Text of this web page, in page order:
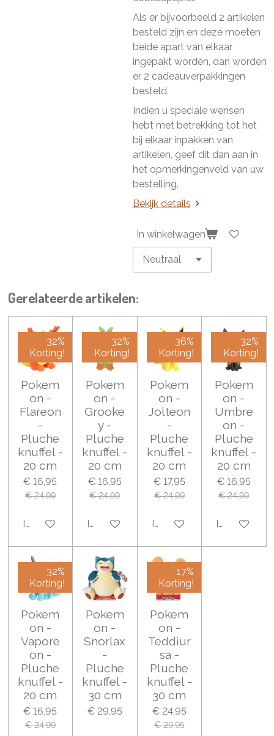
Als er bijvoorbeeld 2 artikelen
besteld zijn en deze moeten
beide apart van elkaar
ingepakt worden, dan worden
er 2 cadeauverpakkingen
besteld.
Indien u speciale wensen
hebt met betrekking tot het
bij elkaar inpakken van
artikelen, geef dit dan aan in
het opmerkingenveld van uw
bestelling.
Bekijk details
In winkelwagen
Gerelateerde artikelen:
32%
Korting!
Pokem
on -
Flareon
-
Pluche
knuffel -
20 cm
€ 16,95
€ 24,99
In winkelwagen
32%
Korting!
Pokem
on -
Grooke
y -
Pluche
knuffel -
20 cm
€ 16,95
€ 24,99
In winkelwagen
36%
Korting!
Pokem
on -
Jolteon
-
Pluche
knuffel -
20 cm
€ 17,95
€ 24,99
In winkelwagen
32%
Korting!
Pokem
on -
Umbre
on -
Pluche
knuffel -
20 cm
€ 16,95
€ 24,99
In
32%
Korting!
Pokem
on -
Vapore
on -
Pluche
knuffel -
20 cm
€ 16,95
€ 24,99
Pokem
on -
Snorlax
-
Pluche
knuffel -
30 cm
€ 29,95
17%
Korting!
Pokem
on -
Teddiur
sa -
Pluche
knuffel -
30 cm
€ 24,95
€ 29,95